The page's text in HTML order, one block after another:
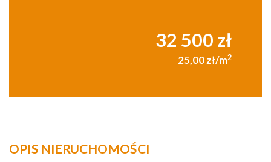
32 500 zł
25,00 zł/m2
OPIS NIERUCHOMOŚCI